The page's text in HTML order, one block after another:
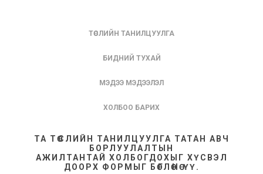
ТӨСЛИЙН ТАНИЛЦУУЛГА
БИДНИЙ ТУХАЙ
МЭДЭЭ МЭДЭЭЛЭЛ
ХОЛБОО БАРИХ
ТА ТӨСЛИЙН ТАНИЛЦУУЛГА ТАТАН АВЧ
БОРЛУУЛАЛТЫН
АЖИЛТАНТАЙ ХОЛБОГДОХЫГ ХҮСВЭЛ
ДООРХ ФОРМЫГ БӨГЛӨНӨ ҮҮ.